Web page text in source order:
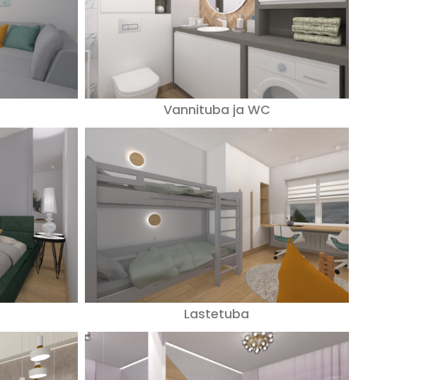
Vannituba ja WC
Lastetuba